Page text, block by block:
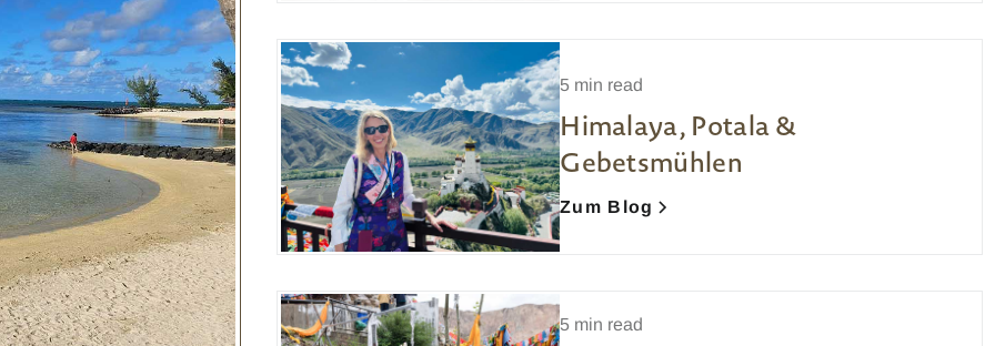
5 min read
Himalaya, Potala &
Gebetsmühlen
Zum Blog
5 min read